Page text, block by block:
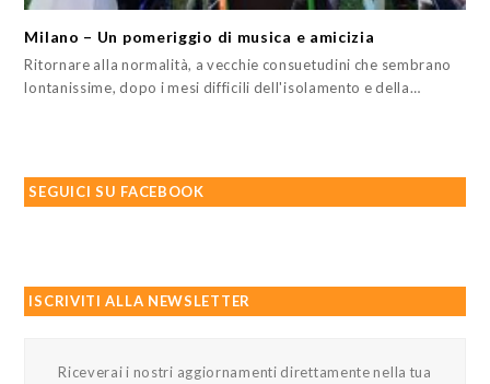
Milano – Un pomeriggio di musica e amicizia
Ritornare alla normalità, a vecchie consuetudini che sembrano
lontanissime, dopo i mesi difficili dell'isolamento e della…
SEGUICI SU FACEBOOK
ISCRIVITI ALLA NEWSLETTER
Riceverai i nostri aggiornamenti direttamente nella tua